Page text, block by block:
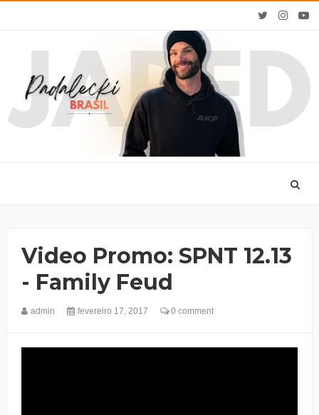
Video Promo: SPNT 12.13
- Family Feud
admin fevereiro 17, 2017 0 comment